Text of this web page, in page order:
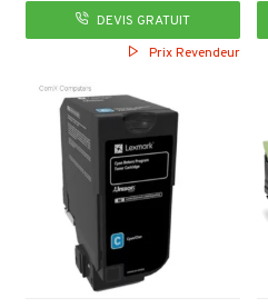
DEVIS GRATUIT
Prix Revendeur